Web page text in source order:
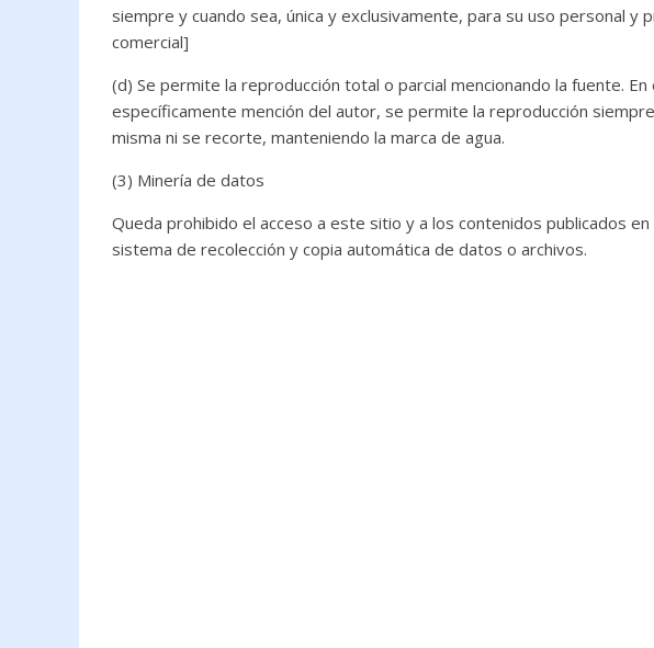
siempre y cuando sea, única y exclusivamente, para su uso personal y
comercial]
(d) Se permite la reproducción total o parcial mencionando la fuente.
específicamente mención del autor, se permite la reproducción
misma ni se recorte, manteniendo la marca de agua.
(3) Minería de datos
Queda prohibido el acceso a este sitio y a los contenidos publicados
sistema de recolección y copia automática de datos o archivos.